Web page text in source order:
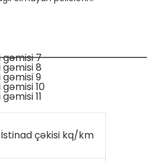
İstinad çəkisi kq/km